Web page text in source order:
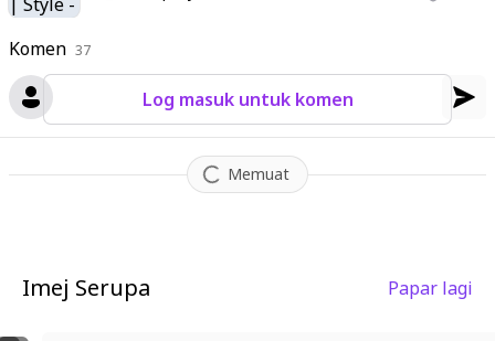
Komen 37
Log masuk untuk komen
Memuat
Imej Serupa Papar lagi